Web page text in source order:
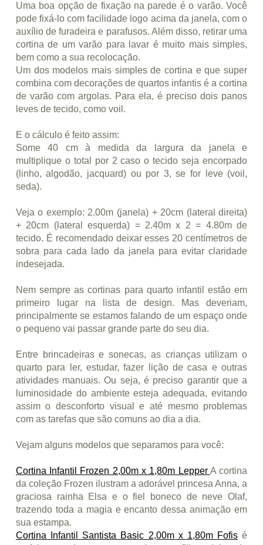
Uma boa opção de fixação na parede é o varão. Você
pode fixá-lo com facilidade logo acima da janela, com o
auxílio de furadeira e parafusos. Além disso, retirar uma
cortina de um varão para lavar é muito mais simples,
bem como a sua recolocação.
Um dos modelos mais simples de cortina e que super
combina com decorações de quartos infantis é a cortina
de varão com argolas. Para ela, é preciso dois panos
leves de tecido, como voil.
E o cálculo é feito assim:
Some 40 cm à medida da largura da janela e
multiplique o total por 2 caso o tecido seja encorpado
(linho, algodão, jacquard) ou por 3, se for leve (voil,
seda).
Veja o exemplo: 2.00m (janela) + 20cm (lateral direita)
+ 20cm (lateral esquerda) = 2.40m x 2 = 4.80m de
tecido. É recomendado deixar esses 20 centímetros de
sobra para cada lado da janela para evitar claridade
indesejada.
Nem sempre as cortinas para quarto infantil estão em
primeiro lugar na lista de design. Mas deveriam,
principalmente se estamos falando de um espaço onde
o pequeno vai passar grande parte do seu dia.
Entre brincadeiras e sonecas, as crianças utilizam o
quarto para ler, estudar, fazer lição de casa e outras
atividades manuais. Ou seja, é preciso garantir que a
luminosidade do ambiente esteja adequada, evitando
assim o desconforto visual e até mesmo problemas
com as tarefas que são comuns ao dia a dia.
Vejam alguns modelos que separamos para você:
Cortina Infantil Frozen 2,00m x 1,80m Lepper A cortina
da coleção Frozen ilustram a adorável princesa Anna, a
graciosa rainha Elsa e o fiel boneco de neve Olaf,
trazendo toda a magia e encanto dessa animação em
sua estampa.
Cortina Infantil Santista Basic 2,00m x 1,80m Fofisé